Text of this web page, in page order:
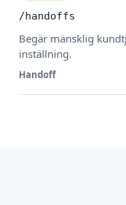
/handoffs
Begär mänsklig
inställning.
Handoff